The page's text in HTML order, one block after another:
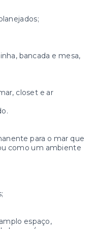
bancada e mesa,
closet e ar
para o mar que
como um ambiente
espaço,